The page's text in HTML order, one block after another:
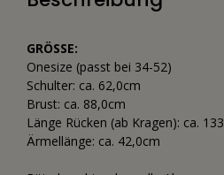
GRÖSSE:
Onesize (passt bei 34-52)
Schulter: ca. 62,0cm
Brust: ca. 88,0cm
Länge Rücken (ab Kragen): ca.
Ärmellänge: ca. 42,0cm